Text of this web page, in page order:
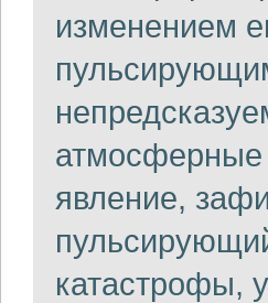
изменением
атмосферные
явление,
катастрофы,